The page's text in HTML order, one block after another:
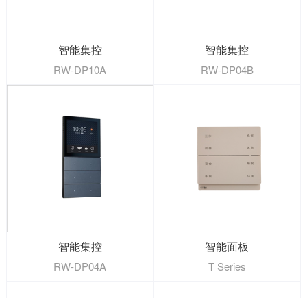
智能集控
RW-DP10A
智能集控
RW-DP04B
智能集控
RW-DP04A
智能面板
T Series